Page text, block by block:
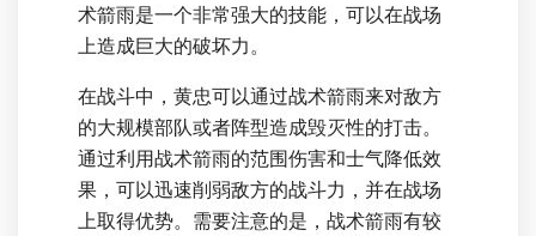
术箭雨是一个非常强大的技能，可以在战场
上造成巨大的破坏力。
在战斗中，黄忠可以通过战术箭雨来对敌方
的大规模部队或者阵型造成毁灭性的打击。
通过利用战术箭雨的范围伤害和士气降低效
果，可以迅速削弱敌方的战斗力，并在战场
上取得优势。需要注意的是，战术箭雨有较